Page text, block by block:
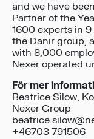
and we have
Partner of the
1600 experts in
the Danir group,
with 8,000
Nexer operated
För mer
Beatrice Silow,
Nexer Group
+46703 791506